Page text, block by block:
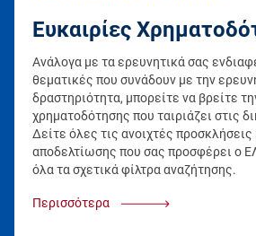
Ευκαιρίες
Ανάλογα με τα ερευνητικά σας
θεματικές που συνάδουν με την
δραστηριότητα, μπορείτε να βρείτε
χρηματοδότησης που ταιριάζει στις
Δείτε όλες τις ανοιχτές
αποδελτίωσης που σας προσφέρει ο
όλα τα σχετικά φίλτρα αναζήτησης.
Περισσότερα